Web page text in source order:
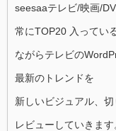
seesaaテレビ/映画/
常にTOP20 入ってい
ながらテレビの
最新のトレンドを
新しいビジュアル、
レビューしていきます